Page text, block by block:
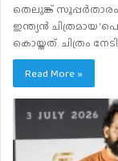
തെലുങ്ക്
ഇന്ത്യന്‍ ചിത്രമായ
കൊയ്തത്. ചിത്രം
Read More »